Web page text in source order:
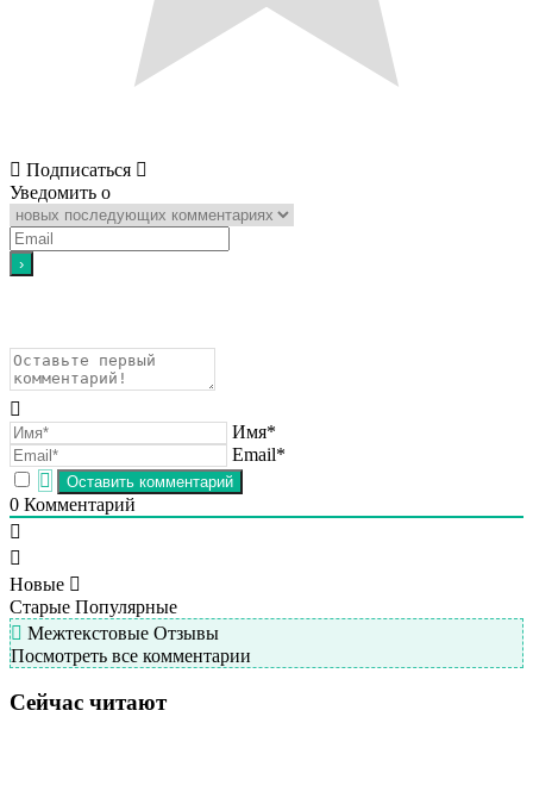
Подписаться
Уведомить о
Имя*
Email*
0 Комментарий
Новые
Старые Популярные
Межтекстовые Отзывы
Посмотреть все комментарии
Сейчас читают